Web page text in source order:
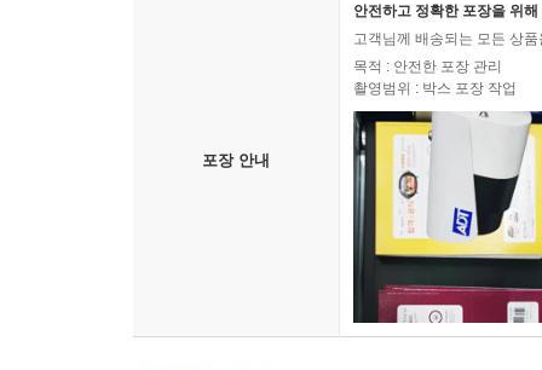
포장 안내
안전하고 정확한 포장을 위
고객님께 배송되는 모든 상
목적 : 안전한 포장 관리
촬영범위 : 박스 포장 작업